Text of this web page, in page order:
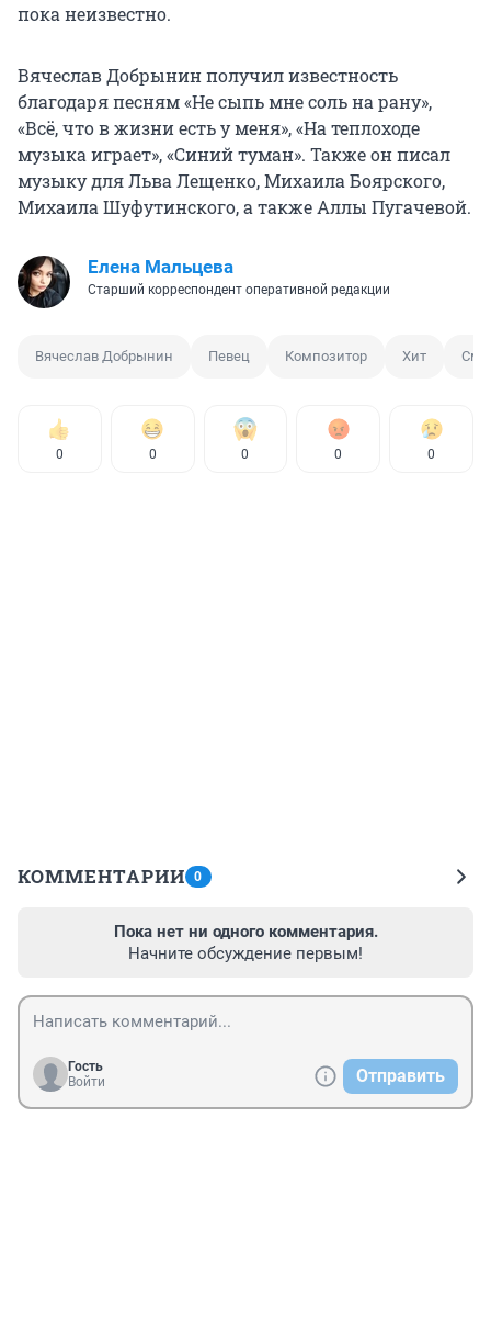
пока неизвестно.
Вячеслав Добрынин получил известность
благодаря песням «Не сыпь мне соль на рану»,
«Всё, что в жизни есть у меня», «На теплоходе
музыка играет», «Синий туман». Также он писал
музыку для Льва Лещенко, Михаила Боярского,
Михаила Шуфутинского, а также Аллы Пугачевой.
Елена Мальцева
Старший корреспондент оперативной редакции
Вячеслав Добрынин Певец Композитор Хит
0 0 0 0 0
КОММЕНТАРИИ 0
Пока нет ни одного комментария.
Начните обсуждение первым!
Гость
Войти
Отправить